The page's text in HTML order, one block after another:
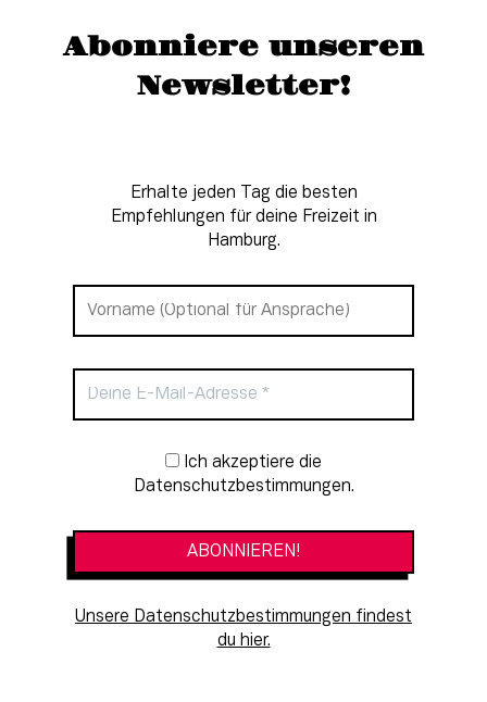
Abonniere unseren
Newsletter!
Erhalte jeden Tag die besten
Empfehlungen für deine Freizeit in
Hamburg.
Newsletter-Anmeldung
Datenschutzbestimmungen.
Unsere Datenschutzbestimmungen findest
du hier.